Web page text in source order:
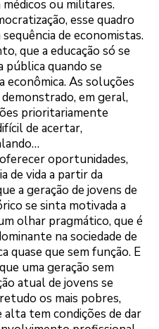
médicos ou militares.
esse quadro
de economistas.
que a educação só se
quando se
As soluções
em geral,
prioritariamente
de acertar,
oportunidades,
de vida a partir da
a geração de jovens de
se sinta motivada a
olhar pragmático, que é
na sociedade de
quase que sem função. E
uma geração sem
atual de jovens se
os mais pobres,
alta tem condições de dar